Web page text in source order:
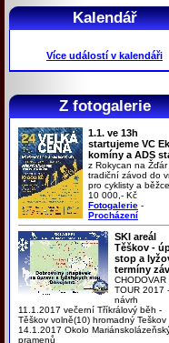
Kalendář
Více událostí v kalendáři
Z fotogalerie
1.1. ve 13h
startujeme VC
komíny a ADS
z Rokycan na Žďár
tradiční závod do
pro cyklisty a
10 000,- Kč
Fotogalerie -
Procházení
SKI areál
Těškov -
stop a
termíny
CHODOVAR
TOUR 2017 -
návrh
11.1.2017 večerní Tříkrálový běh -
Těškov volně(10) hromadný Teškov
14.1.2017 Okolo
pramenů